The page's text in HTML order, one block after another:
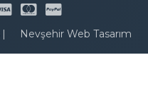
| Nevşehir Web Tasarım